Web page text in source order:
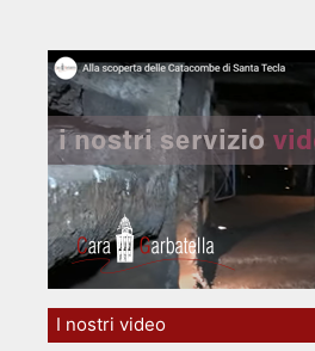
I nostri video